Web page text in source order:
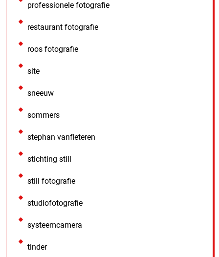
professionele fotografie
restaurant fotografie
roos fotografie
site
sneeuw
sommers
stephan vanfleteren
stichting still
still fotografie
studiofotografie
systeemcamera
tinder